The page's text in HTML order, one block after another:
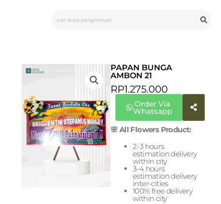
PAPAN BUNGA
AMBON 21
RP1.275.000
Order Via
Whatsapp
🌸 All Flowers Product:
2-3 hours
estimation delivery
within city
3-4 hours
estimation delivery
inter-cities
100% free delivery
within city